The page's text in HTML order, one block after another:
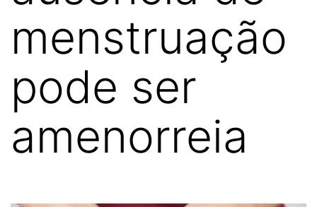
menstruação
pode ser
amenorreia